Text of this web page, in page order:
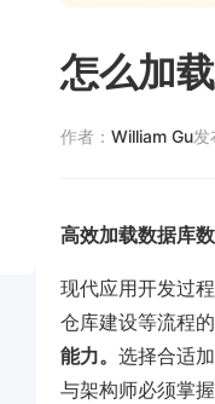
怎么加
作者： William Gu发
高效加载数据库
现代应用开发过
仓库建设等流程
能力。 选择合适
与架构师必须掌